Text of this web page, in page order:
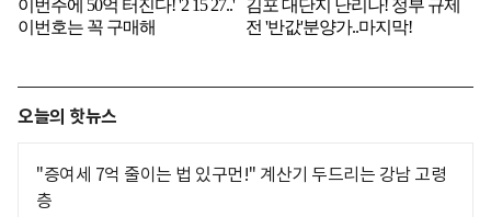
오늘의 핫뉴스
"증여세 7억 줄이는 법 있구먼!" 계산기 두드리는 강남 고령
층